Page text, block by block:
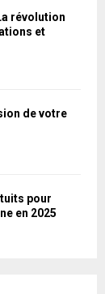
révolution
et
de votre
pour
en 2025